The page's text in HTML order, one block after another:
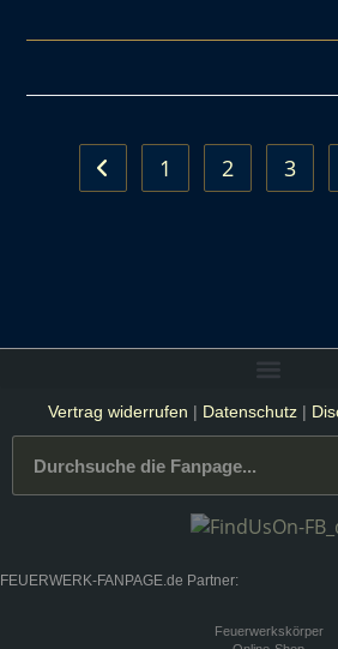
1 2 3
Vertrag widerrufen | Datenschutz|
FEUERWERK-FANPAGE.de Partner:
Feuerwerkskörper